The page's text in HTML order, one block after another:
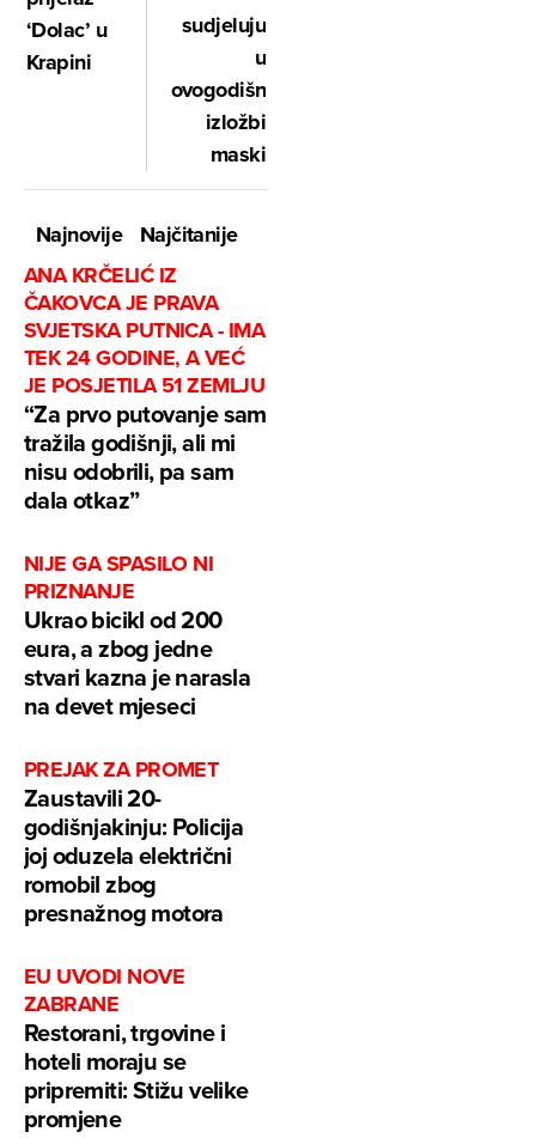
‘Dolac’ u
Krapini
sudjeluju
u
ovogodišnjoj
izložbi
maski
Najnovije
Najčitanije
ANA KRČELIĆ IZ
ČAKOVCA JE PRAVA
SVJETSKA PUTNICA - IMA
TEK 24 GODINE, A VEĆ
JE POSJETILA 51 ZEMLJU
“Za prvo putovanje sam
tražila godišnji, ali mi
nisu odobrili, pa sam
dala otkaz”
NIJE GA SPASILO NI
PRIZNANJE
Ukrao bicikl od 200
eura, a zbog jedne
stvari kazna je narasla
na devet mjeseci
PREJAK ZA PROMET
Zaustavili 20-
godišnjakinju: Policija
joj oduzela električni
romobil zbog
presnažnog motora
EU UVODI NOVE
ZABRANE
Restorani, trgovine i
hoteli moraju se
pripremiti: Stižu velike
promjene